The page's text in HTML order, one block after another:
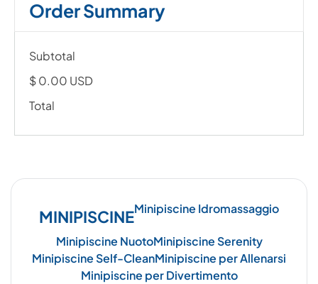
Order Summary
Subtotal
$ 0.00 USD
Total
MINIPISCINEMinipiscine Idromassaggio
Minipiscine NuotoMinipiscine Serenity
Minipiscine Self-CleanMinipiscine per Allenarsi
Minipiscine per Divertimento